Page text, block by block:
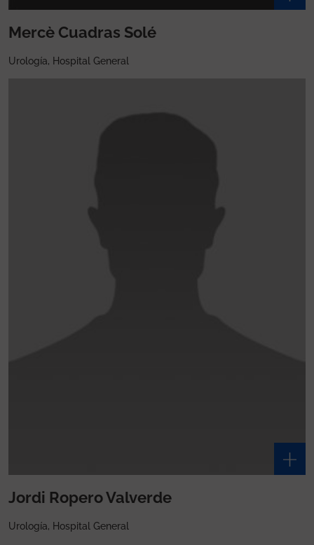
Mercè Cuadras Solé
Urología, Hospital General
Jordi Ropero Valverde
Urología, Hospital General